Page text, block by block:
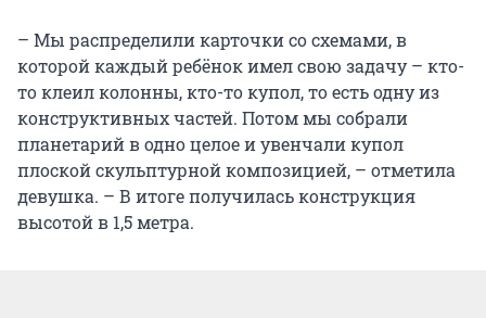
– Мы распределили карточки со схемами, в
которой каждый ребёнок имел свою задачу – кто-
то клеил колонны, кто-то купол, то есть одну из
конструктивных частей. Потом мы собрали
планетарий в одно целое и увенчали купол
плоской скульптурной композицией, – отметила
девушка. – В итоге получилась конструкция
высотой в 1,5 метра.